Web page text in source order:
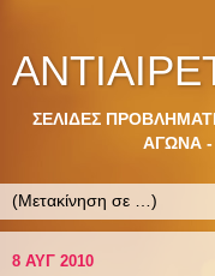
ΣΕΛΙΔΕΣ
ΑΓΩΝΑ -
8 ΑΥΓ 2010